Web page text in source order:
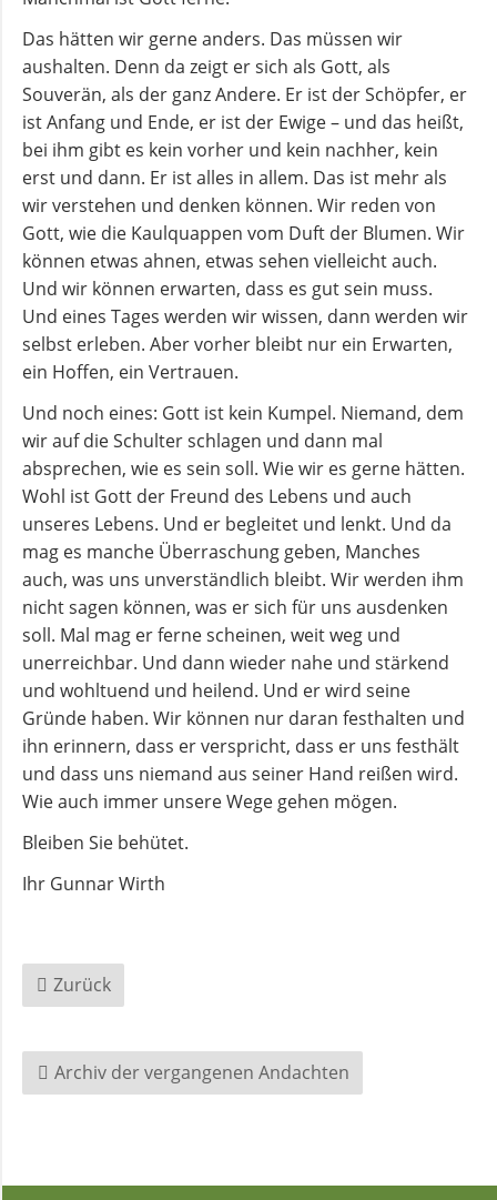
Neuigkeiten
Terminkalender
Gemeindebrief
Andachten
zum
Monatsspruch
GOTTESDIENSTE
Sommerkirche
ANGEBOTE
Gruppen
und
Kreise
Kirchenmusik
Kinder-
und
Jugendarbeit
BERATUNG
HILFE
Das hätten wir gerne anders. Das müssen wir
aushalten. Denn da zeigt er sich als Gott, als
Souverän, als der ganz Andere. Er ist der Schöpfer, er
ist Anfang und Ende, er ist der Ewige – und das heißt,
bei ihm gibt es kein vorher und kein nachher, kein
erst und dann. Er ist alles in allem. Das ist mehr als
wir verstehen und denken können. Wir reden von
Gott, wie die Kaulquappen vom Duft der Blumen. Wir
können etwas ahnen, etwas sehen vielleicht auch.
Und wir können erwarten, dass es gut sein muss.
Und eines Tages werden wir wissen, dann werden wir
selbst erleben. Aber vorher bleibt nur ein Erwarten,
ein Hoffen, ein Vertrauen.
Und noch eines: Gott ist kein Kumpel. Niemand, dem
wir auf die Schulter schlagen und dann mal
absprechen, wie es sein soll. Wie wir es gerne hätten.
Wohl ist Gott der Freund des Lebens und auch
unseres Lebens. Und er begleitet und lenkt. Und da
mag es manche Überraschung geben, Manches
auch, was uns unverständlich bleibt. Wir werden ihm
nicht sagen können, was er sich für uns ausdenken
soll. Mal mag er ferne scheinen, weit weg und
unerreichbar. Und dann wieder nahe und stärkend
und wohltuend und heilend. Und er wird seine
Gründe haben. Wir können nur daran festhalten und
ihn erinnern, dass er verspricht, dass er uns festhält
und dass uns niemand aus seiner Hand reißen wird.
Wie auch immer unsere Wege gehen mögen.
Bleiben Sie behütet.
Ihr Gunnar Wirth
Zurück
Archiv der vergangenen Andachten